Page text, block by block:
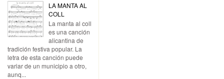
LA MANTA AL
COLL
La manta al coll
es una canción
alicantina de
tradición festiva popular. La
letra de esta canción puede
variar de un municipio a otro,
aunq...